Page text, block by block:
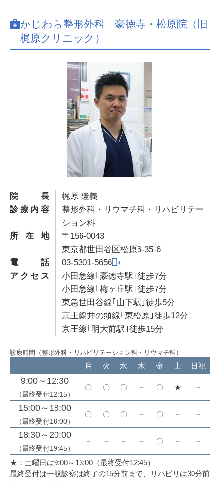
かじわら整形外科 豪徳寺・松原院（旧
梶原クリニック）
院長
梶原 隆義
診療内容
整形外科・リウマチ科・リハビリテー
ション科
所在地
〒156-0043
東京都世田谷区松原6-35-6
電話
03-5301-5656
アクセス
小田急線｢豪徳寺駅｣徒歩7分
小田急線｢梅ヶ丘駅｣徒歩7分
東急世田谷線｢山下駅｣徒歩5分
京王線井の頭線｢東松原｣徒歩12分
京王線｢明大前駅｣徒歩15分